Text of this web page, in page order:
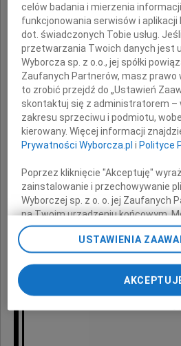
że w dniu
nasza ukochana
w piątek 24
na cmentarzu
(msza święta
celów badania i mierzenia
funkcjonowania serwisów i aplikacji
dot. świadczonych Tobie usług.
przetwarzania Twoich danych jest
Wyborcza sp. z o.o., jej spółki
Zaufanych Partnerów, masz prawo
to zrobić przejdź do „Ustawień
skontaktuj się z administratorem –
zakresu sprzeciwu i podmiotu,
kierowany. Więcej informacji
Prywatności Wyborcza.pl i Polityce
Poprzez kliknięcie "Akceptuję"
zainstalowanie i przechowywanie
Wyborczej sp. z o. o. jej Zaufanych
na Twoim urządzeniu końcowym.
chwili zmienić swoje preferencje
ponownie wywołując narzędzie do
preferencjami dot. przetwarzania
odnośnik „Ustawienia prywatności”
przechodząc do sekcji „Ustawienia
Zmiana ustawień plików cookie
pomocą ustawień przeglądarki.
My, nasi Zaufani Partnerzy i Agora
USTAWIENIA